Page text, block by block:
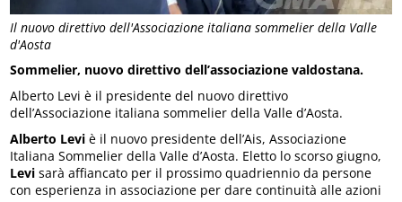
Il nuovo direttivo dell'Associazione italiana sommelier della Valle
d'Aosta
Sommelier, nuovo direttivo dell’associazione valdostana.
Alberto Levi è il presidente del nuovo direttivo
dell’Associazione italiana sommelier della Valle d’Aosta.
Alberto Levi è il nuovo presidente dell’Ais, Associazione
Italiana Sommelier della Valle d’Aosta. Eletto lo scorso giugno,
Levi sarà affiancato per il prossimo quadriennio da persone
con esperienza in associazione per dare continuità alle azioni